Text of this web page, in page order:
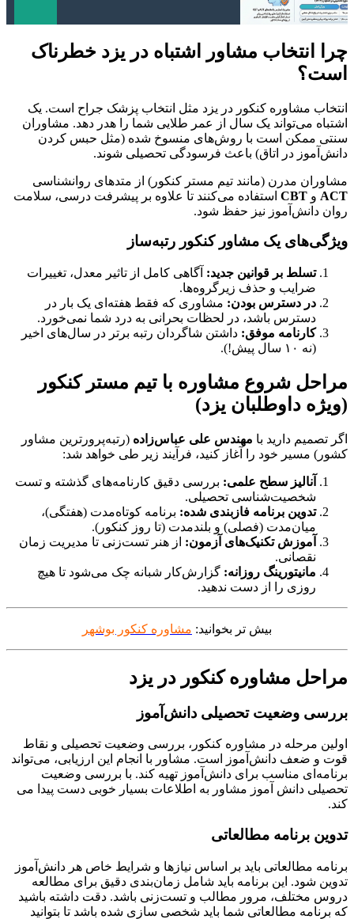
چرا انتخاب مشاور اشتباه در یزد خطرناک
است؟
انتخاب مشاوره کنکور در یزد مثل انتخاب پزشک جراح است. یک
اشتباه می‌تواند یک سال از عمر طلایی شما را هدر دهد. مشاوران
سنتی ممکن است با روش‌های منسوخ شده (مثل حبس کردن
دانش‌آموز در اتاق) باعث فرسودگی تحصیلی شوند.
مشاوران مدرن (مانند تیم مستر کنکور) از متدهای روانشناسی
ACT و CBT استفاده می‌کنند تا علاوه بر پیشرفت درسی، سلامت
روان دانش‌آموز نیز حفظ شود.
ویژگی‌های یک مشاور کنکور رتبه‌ساز
تسلط بر قوانین جدید: آگاهی کامل از تاثیر معدل، تغییرات
ضرایب و حذف زیرگروه‌ها.
در دسترس بودن: مشاوری که فقط هفته‌ای یک بار در
دسترس باشد، در لحظات بحرانی به درد شما نمی‌خورد.
کارنامه موفق: داشتن شاگردان رتبه برتر در سال‌های اخیر
(نه ۱۰ سال پیش!).
مراحل شروع مشاوره با تیم مستر کنکور
(ویژه داوطلبان یزد)
اگر تصمیم دارید با مهندس علی عباس‌زاده (رتبه‌پرورترین مشاور
کشور) مسیر خود را آغاز کنید، فرآیند زیر طی خواهد شد:
آنالیز سطح علمی: بررسی دقیق کارنامه‌های گذشته و تست
شخصیت‌شناسی تحصیلی.
تدوین برنامه فاز‌بندی شده: برنامه کوتاه‌مدت (هفتگی)،
میان‌مدت (فصلی) و بلندمدت (تا روز کنکور).
آموزش تکنیک‌های آزمون: از هنر تست‌زنی تا مدیریت زمان
نقصانی.
مانیتورینگ روزانه: گزارش‌کار شبانه چک می‌شود تا هیچ
روزی را از دست ندهید.
بیش تر بخوانید: مشاوره کنکور بوشهر
مراحل مشاوره کنکور در یزد
بررسی وضعیت تحصیلی دانش‌آموز
اولین مرحله در مشاوره کنکور، بررسی وضعیت تحصیلی و نقاط
قوت و ضعف دانش‌آموز است. مشاور با انجام این ارزیابی، می‌تواند
برنامه‌ای مناسب برای دانش‌آموز تهیه کند. با بررسی وضعیت
تحصیلی دانش آموز مشاور به اطلاعات بسیار خوبی دست پیدا می
کند.
تدوین برنامه مطالعاتی
برنامه مطالعاتی باید بر اساس نیازها و شرایط خاص هر دانش‌آموز
تدوین شود. این برنامه باید شامل زمان‌بندی دقیق برای مطالعه
دروس مختلف، مرور مطالب و تست‌زنی باشد. دقت داشته باشید
که برنامه مطالعاتی شما باید شخصی سازی شده باشد تا بتوانید